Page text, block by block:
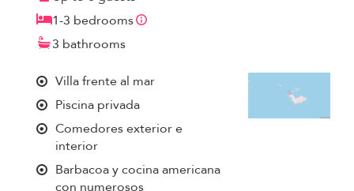
1-3 bedrooms
3 bathrooms
Villa frente al mar
Piscina privada
Comedores exterior e
interior
Barbacoa y cocina americana
con numerosos